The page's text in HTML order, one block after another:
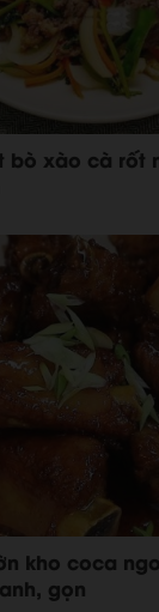
bò xào cà rốt
kho coca
gọn